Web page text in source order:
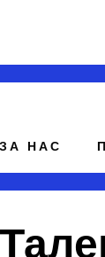
ЗА НАС